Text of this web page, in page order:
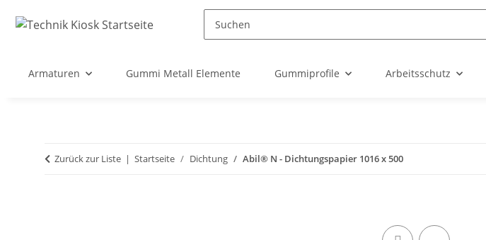
Armaturen Gummi Metall Elemente Gummiprofile Arbeitsschutz
Zurück zur Liste Startseite Dichtung Abil® N - Dichtungspapier 1016 x 500